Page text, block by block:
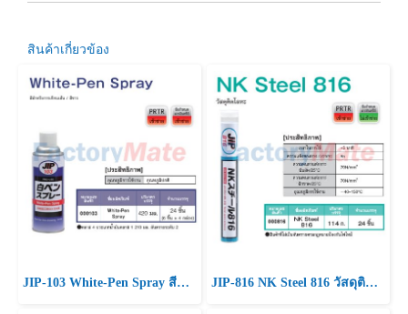
สินค้าเกี่ยวข้อง
JIP-103 White-Pen Spray สีสำหรับการเขียนเส้น / สีขาว JIP-816 NK Steel 816 วัสดุติดโลหะ